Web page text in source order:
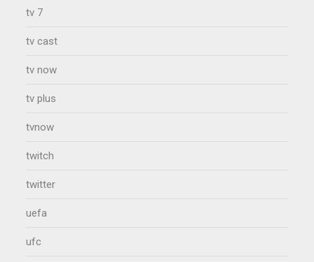
tv 7
tv cast
tv now
tv plus
tvnow
twitch
twitter
uefa
ufc